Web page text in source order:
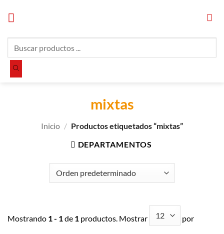
productos
mixtas
Inicio / Productos etiquetados “mixtas”
DEPARTAMENTOS
Mostrando 1 - 1 de 1 productos. Mostrar por